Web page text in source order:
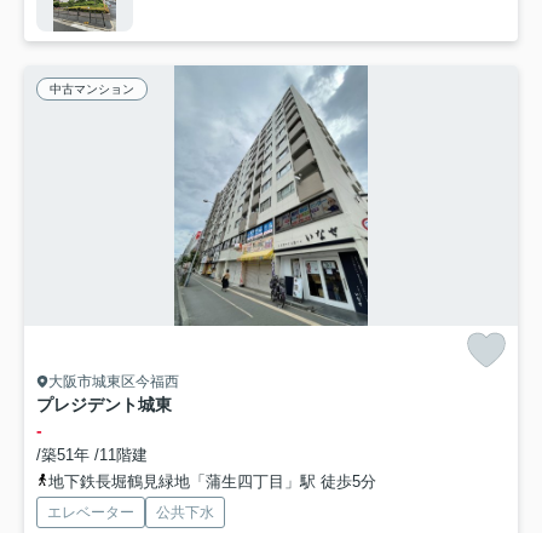
中古マンション
大阪市城東区今福西
プレジデント城東
-
/築51年 /11階建
地下鉄長堀鶴見緑地「蒲生四丁目」駅 徒歩5分
エレベーター 公共下水